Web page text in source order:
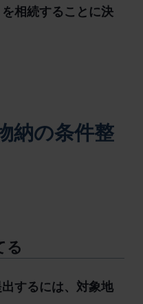
相続することに決
納の条件整
る
するには、対象地